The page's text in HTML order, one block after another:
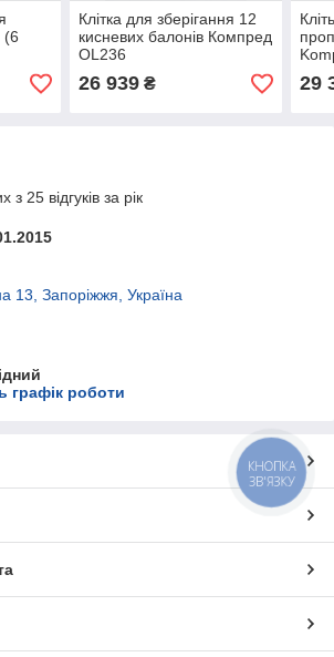
(6
Клітка для зберігання 12
кисневих балонів Компред
OL236
26 939₴ 29
з 25 відгуків за рік
13, Запоріжжя, Україна
графік роботи
КНОПКА
ЗВ'ЯЗКУ